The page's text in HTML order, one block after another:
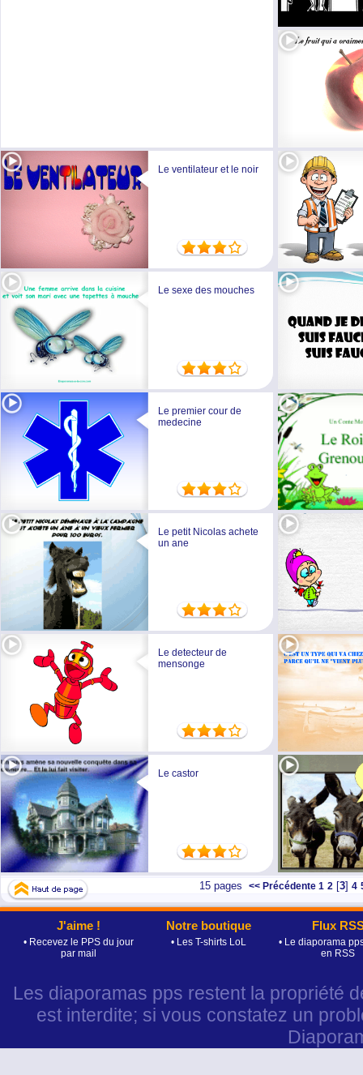
Le ventilateur et le noir
Le sexe des mouches
Le premier cour de
medecine
Le petit Nicolas achete
un ane
Le detecteur de
mensonge
Le castor
15 pages << Précédente 1 2 [3] 4
Flux
• Le diaporama
en RSS
Notre boutique
• Les T-shirts LoL
J'aime !
• Recevez le PPS du jour
par mail
Les diaporamas pps restent la propriété
est interdite; si vous constatez un